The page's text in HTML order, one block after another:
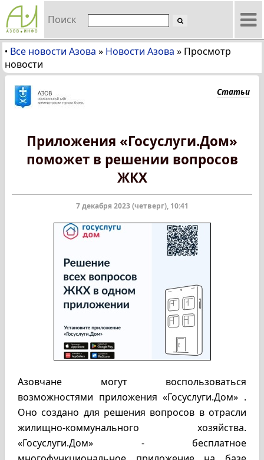
Поиск
• Все новости Азова » Новости Азова » Просмотр
новости
Статьи
Приложения «Госуслуги.Дом»
поможет в решении вопросов
ЖКХ
7 декабря 2023 (четверг), 10:41
Азовчане могут воспользоваться
возможностями приложения «Госуслуги.Дом» .
Оно создано для решения вопросов в отрасли
жилищно-коммунального хозяйства.
«Госуслуги.Дом» - бесплатное